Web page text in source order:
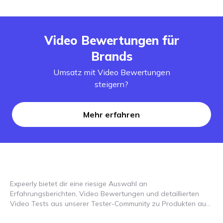
Video Bewertungen für
Brands
Umsatz mit Video Bewertungen
steigern?
Mehr erfahren
Expeerly bietet dir eine riesige Auswahl an
Erfahrungsberichten, Video Bewertungen und detaillierten
Video Tests aus unserer Tester-Community zu Produkten aus